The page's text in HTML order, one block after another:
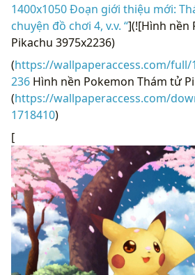
1400x1050 Đoạn giới thiệu mới:
chuyện đồ chơi 4, v.v. “](![Hình nền
Pikachu 3975x2236)
(https://wallpaperaccess.com/full/
236 Hình nền Pokemon Thám tử
(https://wallpaperaccess.com/
1718410)
[